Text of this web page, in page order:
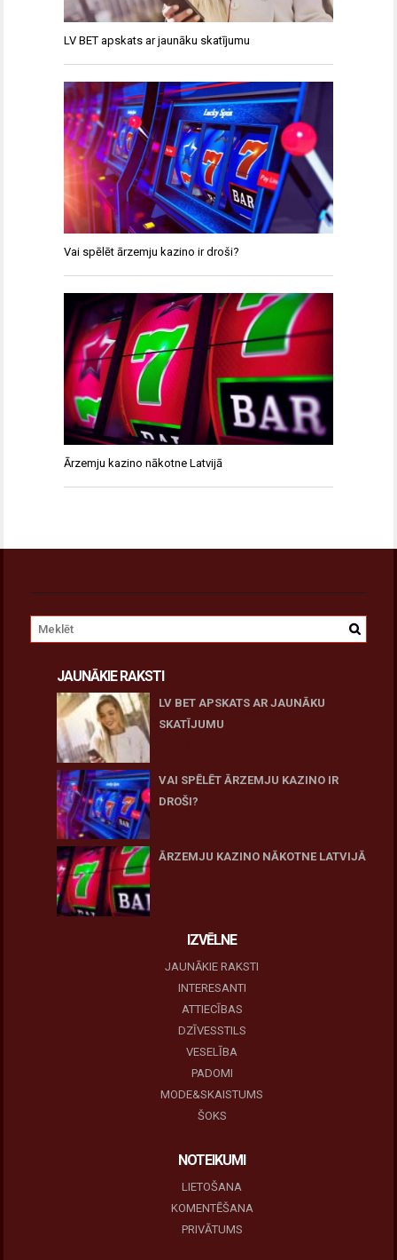
LV BET apskats ar jaunāku skatījumu
Vai spēlēt ārzemju kazino ir droši?
Ārzemju kazino nākotne Latvijā
JAUNĀKIE RAKSTI
LV BET APSKATS AR JAUNĀKU
SKATĪJUMU
VAI SPĒLĒT ĀRZEMJU KAZINO IR
DROŠI?
ĀRZEMJU KAZINO NĀKOTNE LATVIJĀ
IZVĒLNE
JAUNĀKIE RAKSTI
INTERESANTI
ATTIECĪBAS
DZĪVESSTILS
VESELĪBA
PADOMI
MODE&SKAISTUMS
ŠOKS
NOTEIKUMI
LIETOŠANA
KOMENTĒŠANA
PRIVĀTUMS